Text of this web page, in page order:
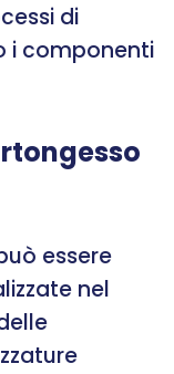
di
i componenti
essere
nel